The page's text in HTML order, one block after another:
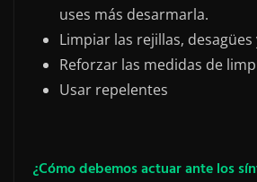
uses más desarmarla.
Limpiar las rejillas, desagües
Reforzar las medidas de
Usar repelentes
¿Cómo debemos actuar ante los